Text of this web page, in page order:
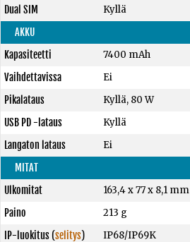
Dual SIM
Kyllä
AKKU
Kapasiteetti
7400 mAh
Vaihdettavissa
Ei
Pikalataus
Kyllä, 80 W
USB PD -lataus
Kyllä
Langaton lataus
Ei
MITAT
Ulkomitat
163,4 x 77 x 8,1 mm
Paino
213 g
IP-luokitus(selitys)
IP68/IP69K